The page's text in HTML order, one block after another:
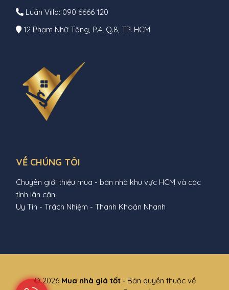
Luân Villa: 090 6666 120
12 Phạm Nhữ Tăng, P.4, Q.8, TP. HCM
VỀ CHÚNG TÔI
Chuyên giới thiệu mua - bán nhà khu vực HCM và các
tỉnh lân cận.
Uy Tín - Trách Nhiệm - Thanh Khoản Nhanh
© 2026 Mua nhà giá tốt‐ Bản quyền thuộc về